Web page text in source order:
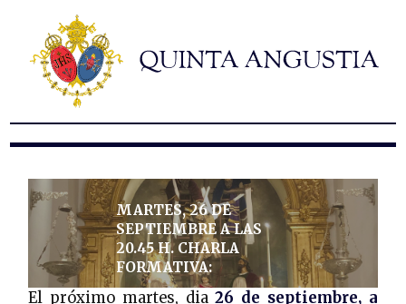
Hermandad
Titulares
Historia y patrimonio
Noticias
Formularios
MARTES, 26 DE
SEPTIEMBRE A LAS
20.45 H. CHARLA
FORMATIVA:
El próximo martes, dia26 de septiembre, a